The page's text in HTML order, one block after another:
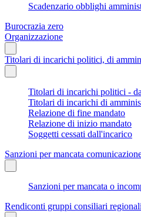
Scadenzario obblighi
Burocrazia zero
Organizzazione
Titolari di incarichi politici, di
Titolari di incarichi politici -
Titolari di incarichi di
Relazione di fine mandato
Relazione di inizio mandato
Soggetti cessati dall'incarico
Sanzioni per mancata
Sanzioni per mancata o
Rendiconti gruppi consiliari